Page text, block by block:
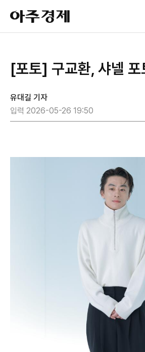
아
주
경
[포토] 구교환, 샤넬 포
유대길 기자
입력 2026-05-26 19:50